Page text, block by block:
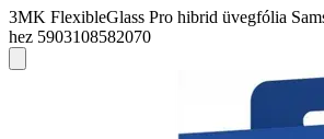
3MK FlexibleGlass Pro hibrid üvegfólia
hez 5903108582070